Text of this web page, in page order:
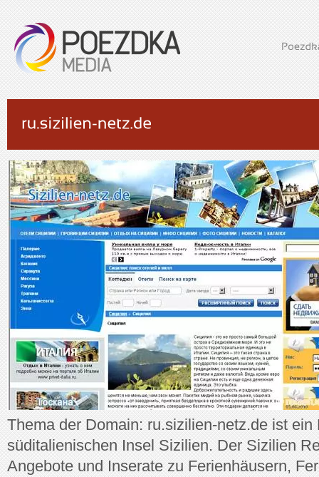
Thema der Domain: ru.sizilien-netz.de ist ein
süditalienischen Insel Sizilien. Der Sizilien
Angebote und Inserate zu Ferienhäusern,